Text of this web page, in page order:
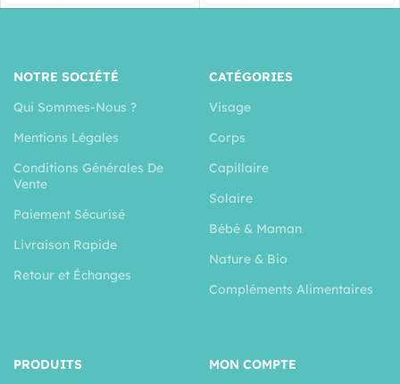
NOTRE SOCIÉTÉ
Qui Sommes-Nous ?
Mentions Légales
Conditions Générales De
Vente
Paiement Sécurisé
Livraison Rapide
Retour et Échanges
CATÉGORIES
Visage
Corps
Capillaire
Solaire
Bébé & Maman
Nature & Bio
Compléments Alimentaires
PRODUITS
MON COMPTE